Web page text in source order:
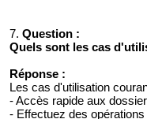
7. Question :
Quels sont les cas
Réponse :
Les cas d'utilisation
- Accès rapide aux
- Effectuez des